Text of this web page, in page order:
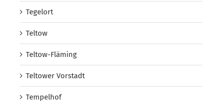
Tegelort
Teltow
Teltow-Fläming
Teltower Vorstadt
Tempelhof